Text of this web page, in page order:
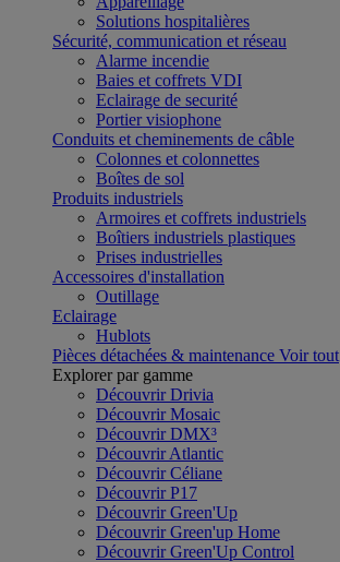
Solutions hospitalières
Sécurité, communication et réseau
Alarme incendie
Baies et coffrets VDI
Eclairage de securité
Portier visiophone
Conduits et cheminements de câble
Colonnes et colonnettes
Boîtes de sol
Produits industriels
Armoires et coffrets industriels
Boîtiers industriels plastiques
Prises industrielles
Accessoires d'installation
Outillage
Eclairage
Hublots
Pièces détachées & maintenance Voir tout
Explorer par gamme
Découvrir Drivia
Découvrir Mosaic
Découvrir DMX³
Découvrir Atlantic
Découvrir Céliane
Découvrir P17
Découvrir Green'Up
Découvrir Green'up Home
Découvrir Green'Up Control